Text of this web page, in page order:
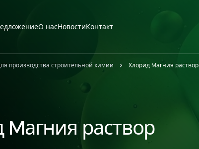
О насНовостиКонтакт
производства строительной химии Хлорид Mагния раствор
раствор